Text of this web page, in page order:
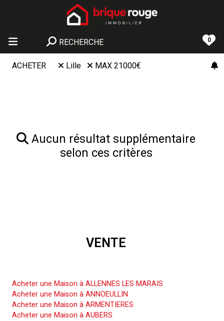
RECHERCHE 0
ACHETER Lille MAX 21000€
Aucun résultat supplémentaire
selon ces critères
VENTE
Acheter une Maison à ALLENNES LES MARAIS
Acheter une Maison à ANNOEULLIN
Acheter une Maison à ARMENTIERES
Acheter une Maison à AUBERS